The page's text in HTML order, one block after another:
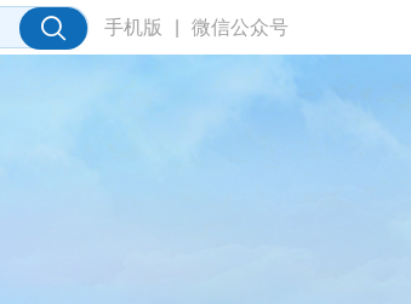
手机版 微信公众号